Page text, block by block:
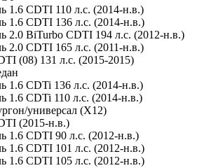
1.6 CDTI 110 л.с. (2014-н.в.)
1.6 CDTI 136 л.с. (2014-н.в.)
2.0 BiTurbo CDTI 194 л.с. (2012-н.в.)
2.0 CDTI 165 л.с. (2011-н.в.)
(08) 131 л.с. (2015-2015)
1.6 CDTi 136 л.с. (2014-н.в.)
1.6 CDTi 110 л.с. (2014-н.в.)
универсал (X12)
(2015-н.в.)
1.6 CDTI 90 л.с. (2012-н.в.)
1.6 CDTI 101 л.с. (2012-н.в.)
1.6 CDTI 105 л.с. (2012-н.в.)